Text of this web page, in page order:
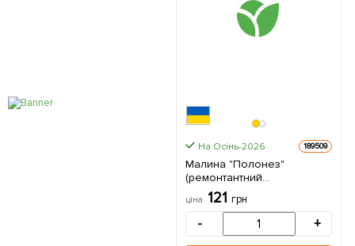
На Осінь-2026 189509
Малина "Полонез"
(ремонтантний
високоврожайний сорт
польської селекції) 1-річний
саджанець 1 шт в упаковці
ціна 121 грн
- +